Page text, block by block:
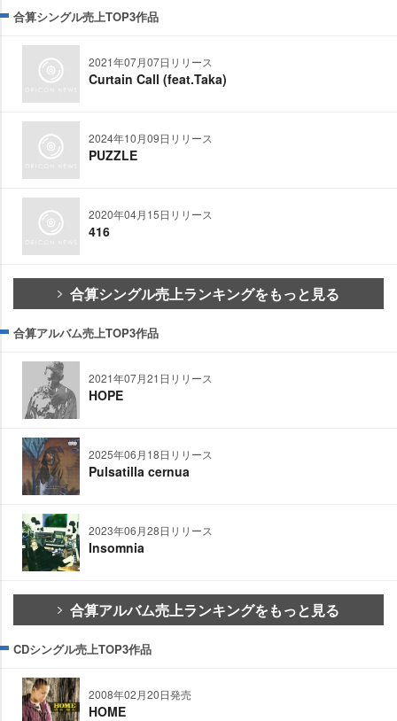
合算シングル売上TOP3作品
2021年07月07日リリース
Curtain Call (feat.Taka)
2024年10月09日リリース
PUZZLE
2020年04月15日リリース
416
合算シングル売上ランキングをもっと見る
合算アルバム売上TOP3作品
2021年07月21日リリース
HOPE
2025年06月18日リリース
Pulsatilla cernua
2023年06月28日リリース
Insomnia
合算アルバム売上ランキングをもっと見る
CDシングル売上TOP3作品
2008年02月20日発売
HOME